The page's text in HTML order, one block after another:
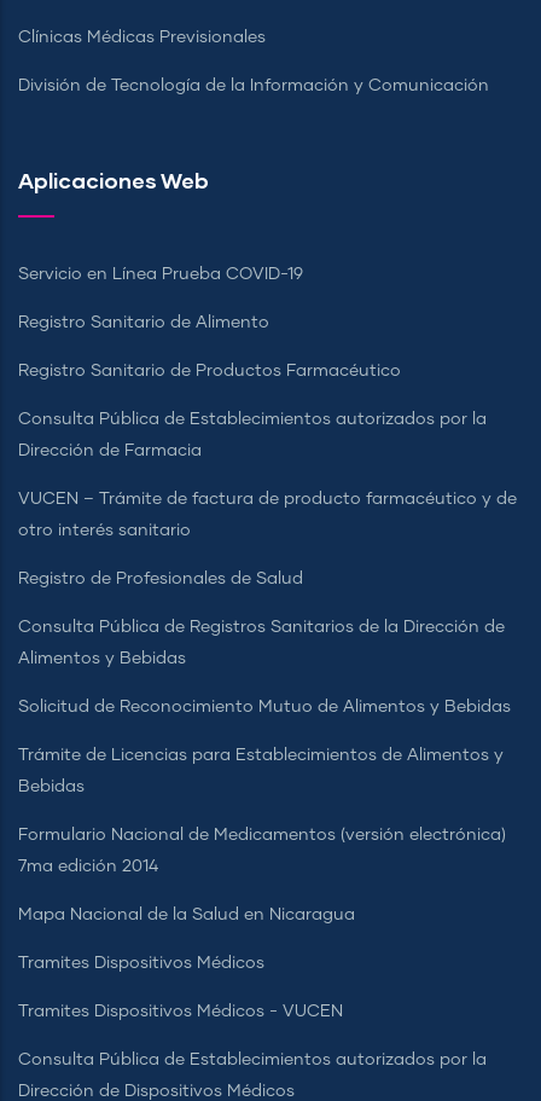
Clínicas Médicas Previsionales
División de Tecnología de la Información y Comunicación
Aplicaciones Web
Servicio en Línea Prueba COVID-19
Registro Sanitario de Alimento
Registro Sanitario de Productos Farmacéutico
Consulta Pública de Establecimientos autorizados por la
Dirección de Farmacia
VUCEN – Trámite de factura de producto farmacéutico y de
otro interés sanitario
Registro de Profesionales de Salud
Consulta Pública de Registros Sanitarios de la Dirección de
Alimentos y Bebidas
Solicitud de Reconocimiento Mutuo de Alimentos y Bebidas
Trámite de Licencias para Establecimientos de Alimentos y
Bebidas
Formulario Nacional de Medicamentos (versión electrónica)
7ma edición 2014
Mapa Nacional de la Salud en Nicaragua
Tramites Dispositivos Médicos
Tramites Dispositivos Médicos - VUCEN
Consulta Pública de Establecimientos autorizados por la
Dirección de Dispositivos Médicos